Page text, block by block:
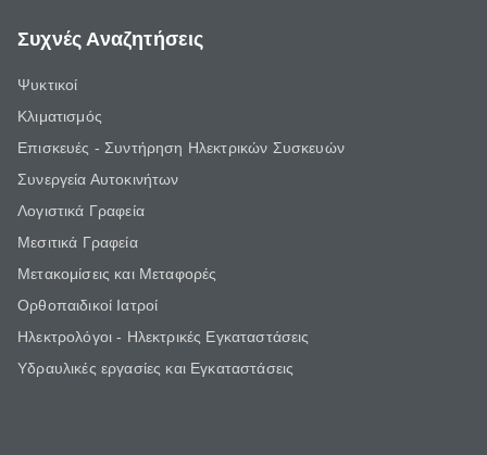
Συχνές Αναζητήσεις
Ψυκτικοί
Κλιματισμός
Επισκευές - Συντήρηση Ηλεκτρικών Συσκευών
Συνεργεία Αυτοκινήτων
Λογιστικά Γραφεία
Μεσιτικά Γραφεία
Μετακομίσεις και Μεταφορές
Ορθοπαιδικοί Ιατροί
Ηλεκτρολόγοι - Ηλεκτρικές Εγκαταστάσεις
Υδραυλικές εργασίες και Εγκαταστάσεις